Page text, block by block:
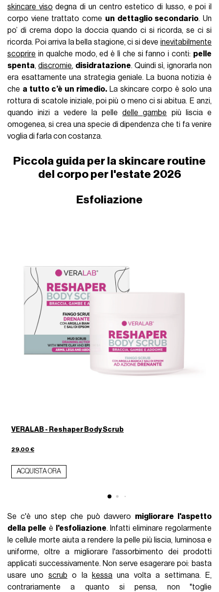
skincare viso degna di un centro estetico di lusso, e poi il
corpo viene trattato come un dettaglio secondario. Un
po’ di crema dopo la doccia quando ci si ricorda, se ci si
ricorda. Poi arriva la bella stagione, ci si deve inevitabilmente
scoprire in qualche modo, ed è lì che si fanno i conti: pelle
spenta,discromie, disidratazione. Quindi sì, ignorarla non
era esattamente una strategia geniale. La buona notizia è
che a tutto c’è un rimedio. La skincare corpo è solo una
rottura di scatole iniziale, poi più o meno ci si abitua. E anzi,
quando inizi a vedere la pelledelle gambe più liscia e
omogenea, si crea una specie di dipendenza che ti fa venire
voglia di farla con costanza.
Piccola guida per la skincare routine
del corpo per l'estate 2026
Esfoliazione
VERALAB - Reshaper Body Scrub
29,00 €
ACQUISTA ORA
Se c'è uno step che può davvero migliorare l'aspetto
della pelle è l'esfoliazione. Infatti eliminare regolarmente
le cellule morte aiuta a rendere la pelle più liscia, luminosa e
uniforme, oltre a migliorare l'assorbimento dei prodotti
applicati successivamente. Non serve esagerare poi: basta
usare uno scrub o la kessa una volta a settimana. E,
contrariamente a quanto si pensa, non "toglie